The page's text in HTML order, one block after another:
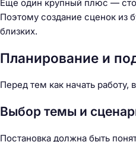
Еще один крупный плюс —
Поэтому создание сценок из
близких.
Планирование и
Перед тем как начать работу,
Выбор темы и
Постановка должна быть